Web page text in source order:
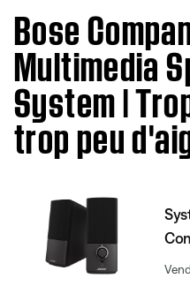
Bose
Multimedia
System |
trop peu